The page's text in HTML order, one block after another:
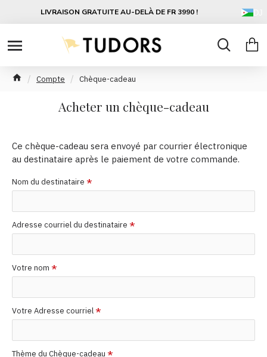
LIVRAISON GRATUITE AU-DELÀ DE FR 3990 !
Compte Chèque-cadeau
Acheter un chèque-cadeau
Ce chèque-cadeau sera envoyé par courrier électronique
au destinataire après le paiement de votre commande.
Nom du destinataire
Adresse courriel du destinataire
Votre nom
Votre Adresse courriel
Thème du Chèque-cadeau